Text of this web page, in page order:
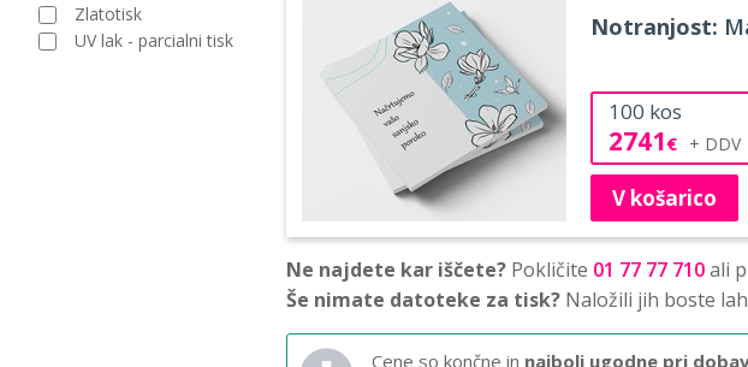
Zlatotisk
UV lak - parcialni tisk
Notranjost:
100 kos
2741€
V košarico
Ne najdete kar iščete? Pokličite 01 77 77 710ali
Še nimate datoteke za tisk? Naložili jih boste
Cene so končne in najbolj ugodne pri